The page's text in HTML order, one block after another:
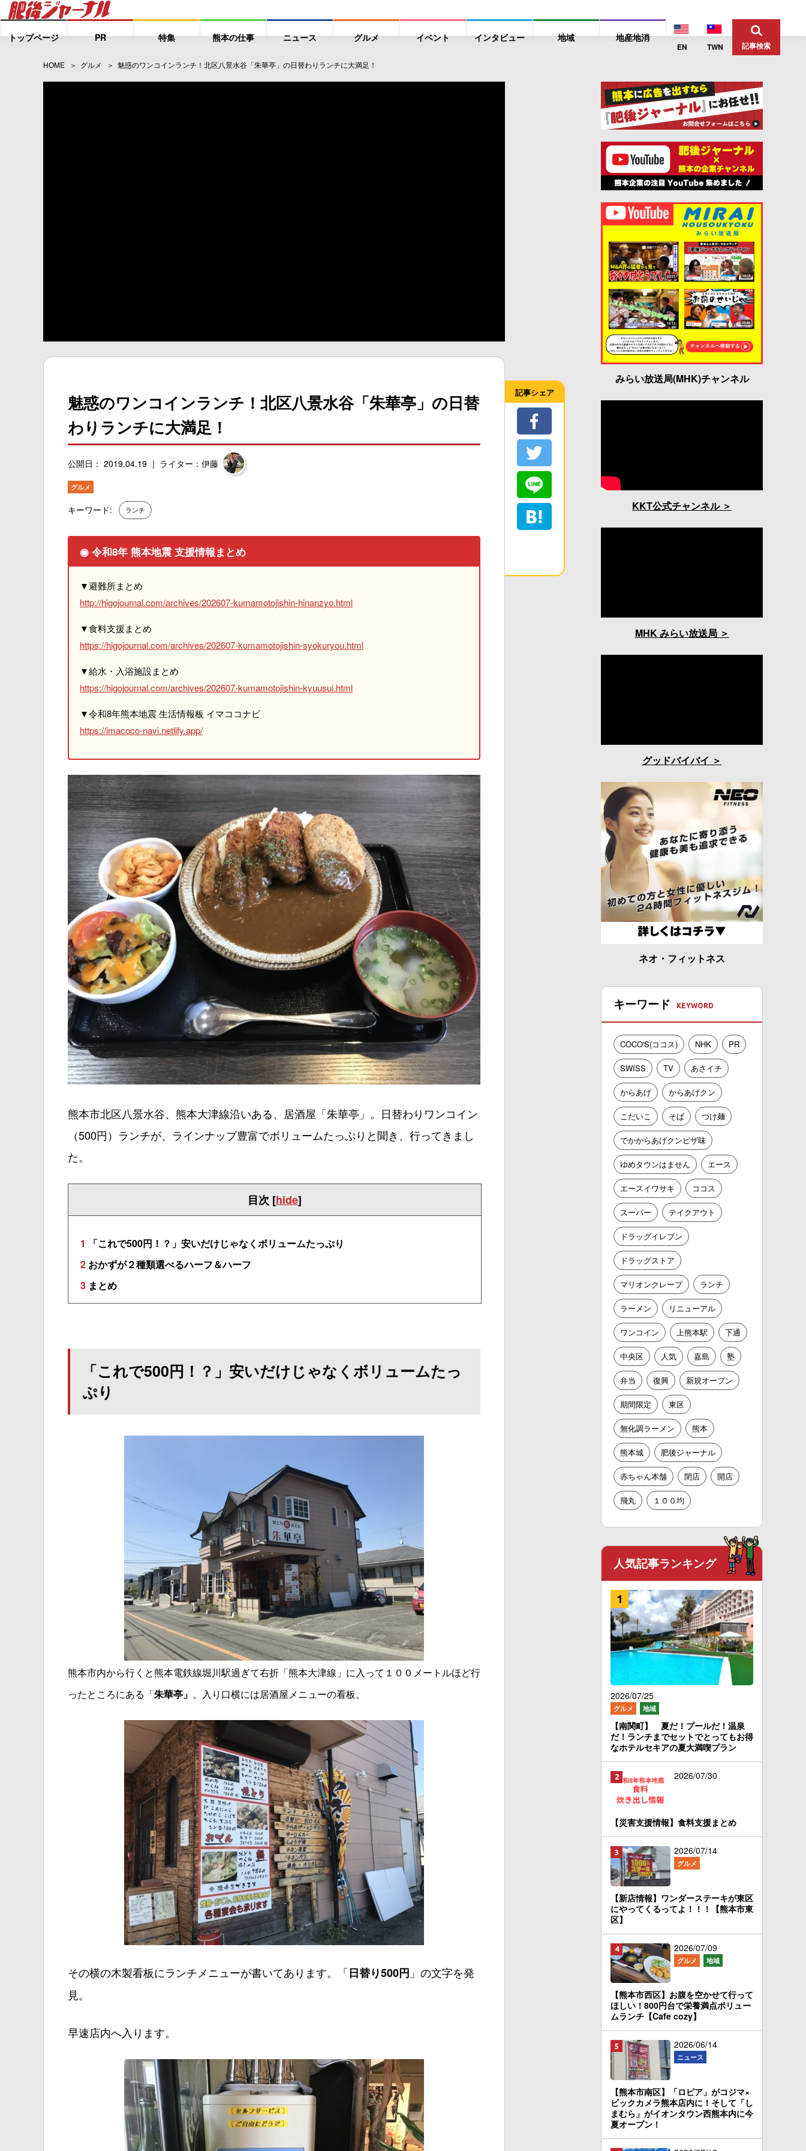
トップページ PR 特集 熊本の仕事 ニュース グルメ イベント インタビュー 地域 地産地消
EN TWN 記事検索
HOME グルメ 魅惑のワンコインランチ！北区八景水谷「朱華亭」の日替わりランチに大満足！
魅惑のワンコインランチ！北区八景水谷「朱華亭」の日替
わりランチに大満足！
公開日： 2019.04.19 ライター：伊藤
グルメ
キーワード: ランチ
◉ 令和8年 熊本地震 支援情報まとめ
▼避難所まとめ
http://higojournal.com/archives/202607-kumamotojishin-hinanzyo.html
▼食料支援まとめ
https://higojournal.com/archives/202607-kumamotojishin-syokuryou.html
▼給水・入浴施設まとめ
https://higojournal.com/archives/202607-kumamotojishin-kyuusui.html
▼令和8年熊本地震 生活情報板 イマココナビ
https://imacoco-navi.netlify.app/
熊本市北区八景水谷、熊本大津線沿いある、居酒屋「朱華亭」。日替わりワンコイン
（500円）ランチが、ラインナップ豊富でボリュームたっぷりと聞き、行ってきまし
た。
目次 [hide]
1
「これで500円！？」安いだけじゃなくボリュームたっぷり
2 おかずが２種類選べるハーフ＆ハーフ
3 まとめ
「これで500円！？」安いだけじゃなくボリュームたっ
ぷり
熊本市内から行くと熊本電鉄線堀川駅過ぎて右折「熊本大津線」に入って１００メートルほど行
ったところにある「朱華亭」 。入り口横には居酒屋メニューの看板。
その横の木製看板にランチメニューが書いてあります。「日替り500円 」の文字を発
見。
早速店内へ入ります。
記事シェア
みらい放送局(MHK)チャンネル
KKT公式チャンネル
MHK みらい放送局
グッドバイバイ
ネオ・フィットネス
キーワード
COCO'S(ココス) NHK PR
SWISS TV あさイチ
からあげ からあげクン
こだいこ そば つけ麺
でかからあげクンピザ味
ゆめタウンはません エース
エースイワサキ ココス
スーパー テイクアウト
ドラッグイレブン
ドラッグストア
マリオンクレープ ランチ
ラーメン リニューアル
ワンコイン 上熊本駅 下通
中央区 人気 嘉島 塾
弁当 復興 新規オープン
期間限定 東区
無化調ラーメン 熊本
熊本城 肥後ジャーナル
赤ちゃん本舗 閉店 開店
飛丸 １００均
人気記事ランキング
2026/07/25
グルメ 地域
【南関町】 夏だ！プールだ！温泉
だ！ランチまでセットでとってもお得
なホテルセキアの夏大満喫プラン
2026/07/30
【災害支援情報】食料支援まとめ
2026/07/14
グルメ
【新店情報】ワンダーステーキが東区
にやってくるってよ！！！【熊本市東
区】
2026/07/09
グルメ 地域
【熊本市西区】お腹を空かせて行って
ほしい！800円台で栄養満点ボリュー
ムランチ【Cafe cozy】
2026/06/14
ニュース
【熊本市南区】「ロピア」がコジマ×
ビックカメラ熊本店内に！そして「し
まむら」がイオンタウン西熊本内に今
夏オープン！